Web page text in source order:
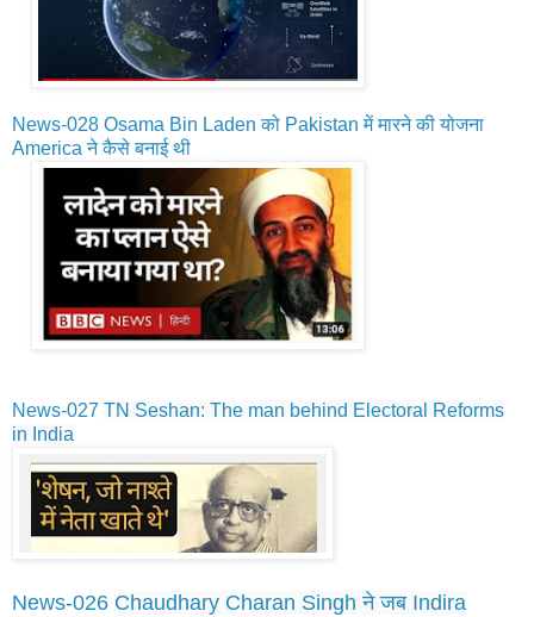
News-028 Osama Bin Laden को Pakistan में मारने की योजना
America ने कैसे बनाई थी
News-027 TN Seshan: The man behind Electoral Reforms
in India
News-026 Chaudhary Charan Singh ने जब Indira